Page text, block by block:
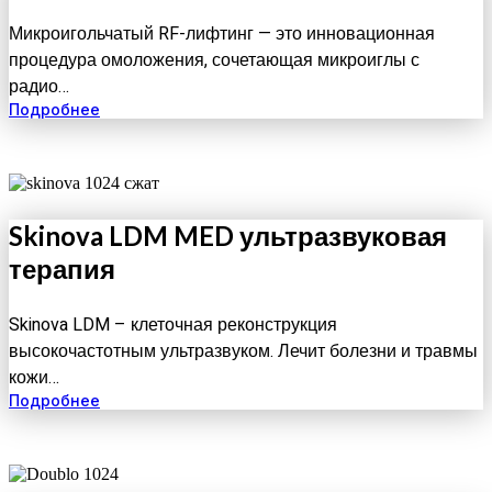
Микроигольчатый RF-лифтинг — это инновационная
процедура омоложения, сочетающая микроиглы с
радио…
Подробнее
Skinova LDM MED ультразвуковая
терапия
Skinova LDM – клеточная реконструкция
высокочастотным ультразвуком. Лечит болезни и травмы
кожи…
Подробнее